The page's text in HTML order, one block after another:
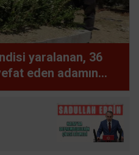
yaralanan, 36
eden adamın
uyardığı